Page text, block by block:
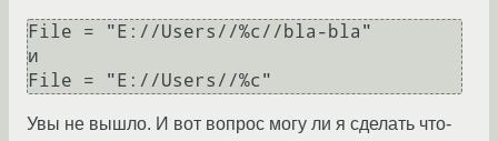
File = "E://Users//%c//bla-bla"
и
Увы не вышло. И вот вопрос могу ли я сделать что-